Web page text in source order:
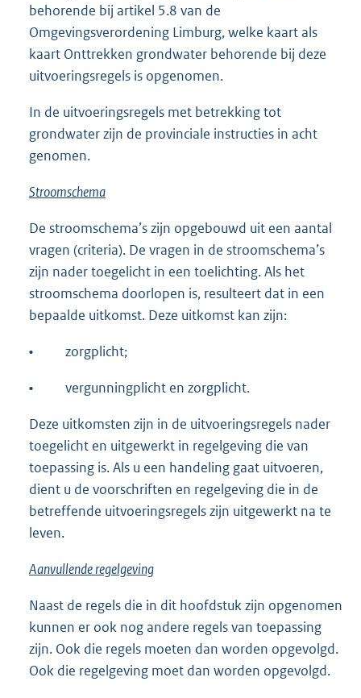
behorende bij artikel 5.8 van de
Omgevingsverordening Limburg, welke kaart als
kaart Onttrekken grondwater behorende bij deze
uitvoeringsregels is opgenomen.
In de uitvoeringsregels met betrekking tot
grondwater zijn de provinciale instructies in acht
genomen.
Stroomschema
De stroomschema’s zijn opgebouwd uit een aantal
vragen (criteria). De vragen in de stroomschema’s
zijn nader toegelicht in een toelichting. Als het
stroomschema doorlopen is, resulteert dat in een
bepaalde uitkomst. Deze uitkomst kan zijn:
• zorgplicht;
• vergunningplicht en zorgplicht.
Deze uitkomsten zijn in de uitvoeringsregels nader
toegelicht en uitgewerkt in regelgeving die van
toepassing is. Als u een handeling gaat uitvoeren,
dient u de voorschriften en regelgeving die in de
betreffende uitvoeringsregels zijn uitgewerkt na te
leven.
Aanvullende regelgeving
Naast de regels die in dit hoofdstuk zijn opgenomen
kunnen er ook nog andere regels van toepassing
zijn. Ook die regels moeten dan worden opgevolgd.
Ook die regelgeving moet dan worden opgevolgd.